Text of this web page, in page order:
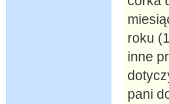
roku
inne
pani